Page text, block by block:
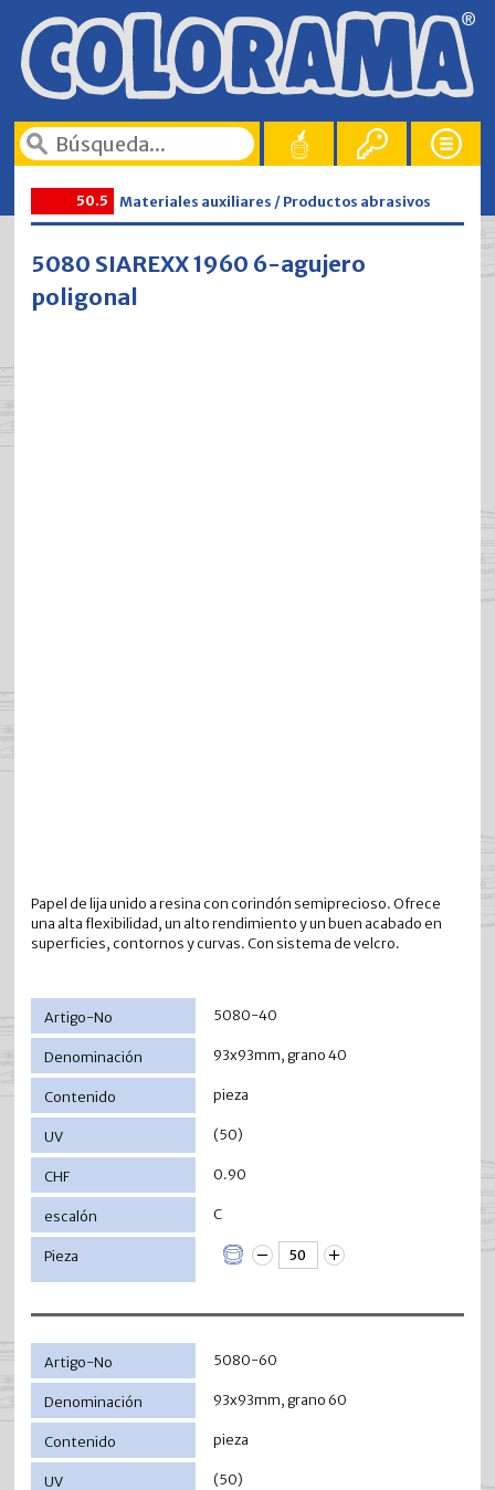
50.5 Materiales auxiliares / Productos abrasivos
5080 SIAREXX 1960 6-agujero
poligonal
Papel de lija unido a resina con corindón semiprecioso. Ofrece
una alta flexibilidad, un alto rendimiento y un buen acabado en
superficies, contornos y curvas. Con sistema de velcro.
5080-40
93x93mm, grano 40
pieza
(50)
0.90
C
5080-60
93x93mm, grano 60
pieza
(50)